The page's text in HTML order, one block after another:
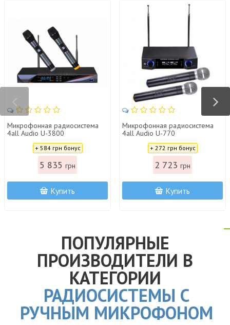
Микрофонная радиосистема
4all Audio U-3800
+ 584 грн бонус
5 835 грн
Купить
Микрофонная радиосистема
4all Audio U-770
+ 272 грн бонус
2 723 грн
Купить
ПОПУЛЯРНЫЕ
ПРОИЗВОДИТЕЛИ В
КАТЕГОРИИ
РАДИОСИСТЕМЫ С
РУЧНЫМ МИКРОФОНОМ